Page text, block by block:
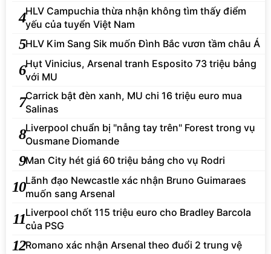
4HLV Campuchia thừa nhận không tìm thấy điểm
yếu của tuyển Việt Nam
5HLV Kim Sang Sik muốn Đình Bắc vươn tầm châu Á
6Hụt Vinicius, Arsenal tranh Esposito 73 triệu bảng
với MU
7Carrick bật đèn xanh, MU chi 16 triệu euro mua
Salinas
8Liverpool chuẩn bị "nẫng tay trên" Forest trong vụ
Ousmane Diomande
9Man City hét giá 60 triệu bảng cho vụ Rodri
10Lãnh đạo Newcastle xác nhận Bruno Guimaraes
muốn sang Arsenal
11Liverpool chốt 115 triệu euro cho Bradley Barcola
của PSG
12Romano xác nhận Arsenal theo đuổi 2 trung vệ